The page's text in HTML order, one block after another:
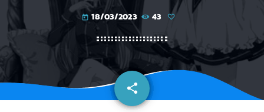
today 18/03/2023 43
share
email